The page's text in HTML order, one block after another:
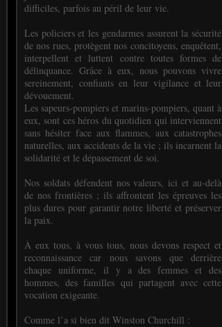
difficiles, parfois au péril de leur vie.
Les policiers et les gendarmes assurent la sécurité
de nos rues, protègent nos concitoyens, enquêtent,
interpellent et luttent contre toutes formes de
délinquance. Grâce à eux, nous pouvons vivre
sereinement, confiants en leur vigilance et leur
dévouement.
Les sapeurs-pompiers et marins-pompiers, quant à
eux, sont ces héros du quotidien qui interviennent
sans hésiter face aux flammes, aux catastrophes
naturelles, aux accidents de la vie ; ils incarnent la
solidarité et le dépassement de soi.
Nos soldats défendent nos valeurs, ici et au-delà
de nos frontières ; ils affrontent les épreuves les
plus dures pour garantir notre liberté et préserver
la paix.
À eux tous, à vous tous, nous devons respect et
reconnaissance car nous savons que derrière
chaque uniforme, il y a des femmes et des
hommes, des familles qui partagent avec cette
vocation exigeante.
Comme l’a si bien dit Winston Churchill :